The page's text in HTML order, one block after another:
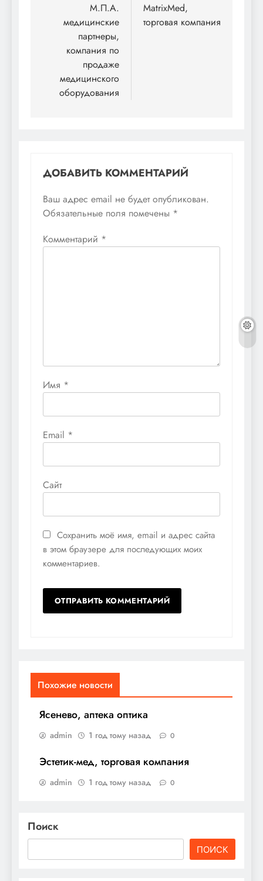
записям
М.П.А.
медицинские
партнеры,
компания по
продаже
медицинского
оборудования
МatrixМed,
торговая компания
ДОБАВИТЬ КОММЕНТАРИЙ
Ваш адрес email не будет опубликован.
Обязательные поля помечены *
Комментарий *
Имя *
Email *
Сайт
Сохранить моё имя, email и адрес сайта
в этом браузере для последующих моих
комментариев.
Похожие новости
Ясенево, аптека оптика
admin 1 год тому назад 0
Эстетик-мед, торговая компания
admin 1 год тому назад 0
Поиск
ПОИСК